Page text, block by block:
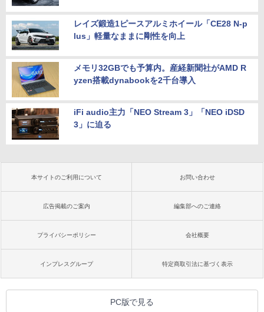
レイズ鍛造1ピースアルミホイール「CE28 N-p
lus」軽量なままに剛性を向上
メモリ32GBでも予算内。産経新聞社がAMD R
yzen搭載dynabookを2千台導入
iFi audio主力「NEO Stream 3」「NEO iDSD
3」に迫る
本サイトのご利用について お問い合わせ
広告掲載のご案内 編集部へのご連絡
プライバシーポリシー 会社概要
インプレスグループ 特定商取引法に基づく表示
PC版で見る